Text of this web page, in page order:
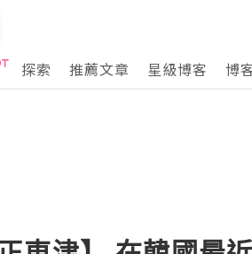
探索 推薦文章 星級博客 博